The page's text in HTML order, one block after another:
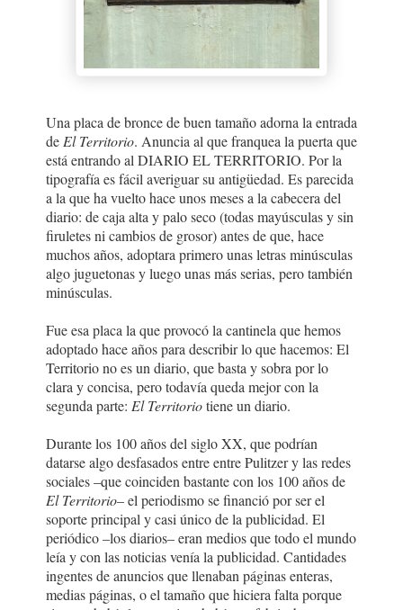
Una placa de bronce de buen tamaño adorna la entrada
de El Territorio. Anuncia al que franquea la puerta que
está entrando al DIARIO EL TERRITORIO. Por la
tipografía es fácil averiguar su antigüedad. Es parecida
a la que ha vuelto hace unos meses a la cabecera del
diario: de caja alta y palo seco (todas mayúsculas y sin
firuletes ni cambios de grosor) antes de que, hace
muchos años, adoptara primero unas letras minúsculas
algo juguetonas y luego unas más serias, pero también
minúsculas.
Fue esa placa la que provocó la cantinela que hemos
adoptado hace años para describir lo que hacemos: El
Territorio no es un diario, que basta y sobra por lo
clara y concisa, pero todavía queda mejor con la
segunda parte: El Territoriotiene un diario.
Durante los 100 años del siglo XX, que podrían
datarse algo desfasados entre entre Pulitzer y las redes
sociales –que coinciden bastante con los 100 años de
El Territorio– el periodismo se financió por ser el
soporte principal y casi único de la publicidad. El
periódico –los diarios– eran medios que todo el mundo
leía y con las noticias venía la publicidad. Cantidades
ingentes de anuncios que llenaban páginas enteras,
medias páginas, o el tamaño que hiciera falta porque